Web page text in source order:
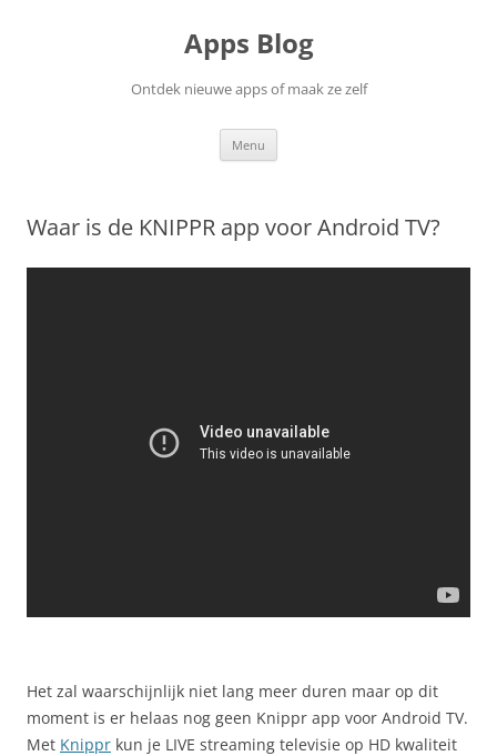
Apps Blog
Ontdek nieuwe apps of maak ze zelf
Menu
Waar is de KNIPPR app voor Android TV?
Het zal waarschijnlijk niet lang meer duren maar op dit
moment is er helaas nog geen Knippr app voor Android TV.
Met Knippr kun je LIVE streaming televisie op HD kwaliteit